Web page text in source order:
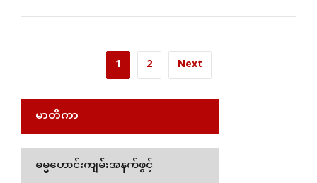
1 2 Next
မာတိကာ
ဓမ္မဟောင်းကျမ်းအနက်ဖွင့်